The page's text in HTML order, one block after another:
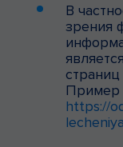
В
зрения
Пример
https://